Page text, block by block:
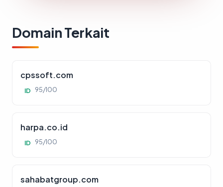
Domain Terkait
cpssoft.com
ID 95/100
harpa.co.id
ID 95/100
sahabatgroup.com